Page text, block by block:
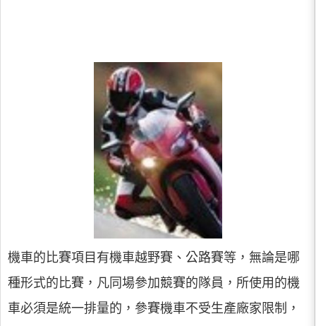
機車的比賽項目有機車越野賽、公路賽等，無論是哪
種形式的比賽，凡同場參加競賽的隊員，所使用的機
車必須是統一排量的，參賽機車不受生產廠家限制，